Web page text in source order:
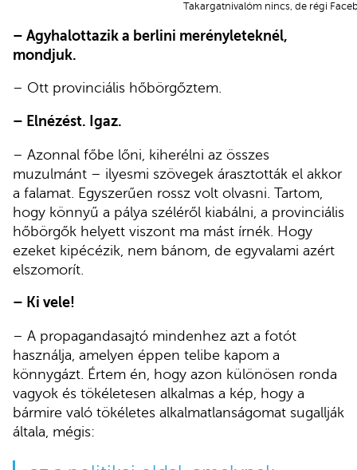
Takargatnivalóm nincs, de régi
– Agyhalottazik a berlini merényleteknél,
mondjuk.
– Ott provinciális hőbörgőztem.
– Elnézést. Igaz.
– Azonnal főbe lőni, kiherélni az összes
muzulmánt – ilyesmi szövegek árasztották el akkor
a falamat. Egyszerűen rossz volt olvasni. Tartom,
hogy könnyű a pálya széléről kiabálni, a provinciális
hőbörgők helyett viszont ma mást írnék. Hogy
ezeket kipécézik, nem bánom, de egyvalami azért
elszomorít.
– Ki vele!
– A propagandasajtó mindenhez azt a fotót
használja, amelyen éppen telibe kapom a
könnygázt. Értem én, hogy azon különösen ronda
vagyok és tökéletesen alkalmas a kép, hogy a
bármire való tökéletes alkalmatlanságomat sugallják
általa, mégis: